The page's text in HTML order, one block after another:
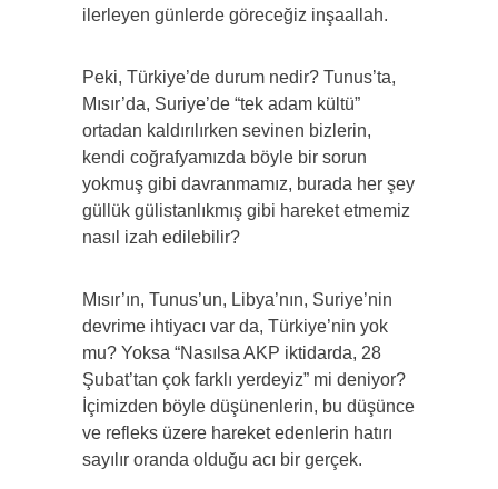
ilerleyen günlerde göreceğiz inşaallah.
Peki, Türkiye’de durum nedir? Tunus’ta,
Mısır’da, Suriye’de “tek adam kültü”
ortadan kaldırılırken sevinen bizlerin,
kendi coğrafyamızda böyle bir sorun
yokmuş gibi davranmamız, burada her şey
güllük gülistanlıkmış gibi hareket etmemiz
nasıl izah edilebilir?
Mısır’ın, Tunus’un, Libya’nın, Suriye’nin
devrime ihtiyacı var da, Türkiye’nin yok
mu? Yoksa “Nasılsa AKP iktidarda, 28
Şubat’tan çok farklı yerdeyiz” mi deniyor?
İçimizden böyle düşünenlerin, bu düşünce
ve refleks üzere hareket edenlerin hatırı
sayılır oranda olduğu acı bir gerçek.